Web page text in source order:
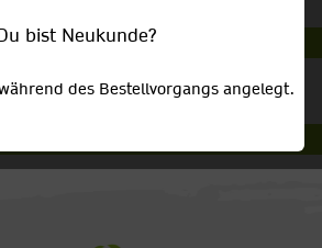
zu mieten ist bei uns besonders
für...
bist Neukunde?
des Bestellvorgangs angelegt.